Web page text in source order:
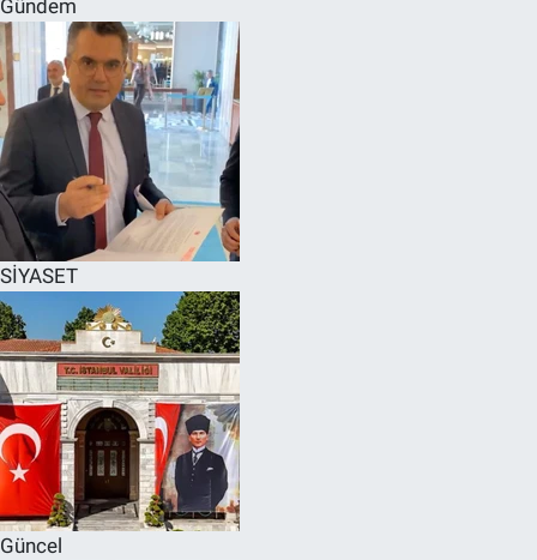
Gündem
SİYASET
Güncel
SPOR
RESMİ İLANLAR